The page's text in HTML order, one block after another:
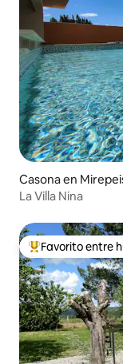
Casona en
La Villa Nina
Favorito entre
Favorito entre